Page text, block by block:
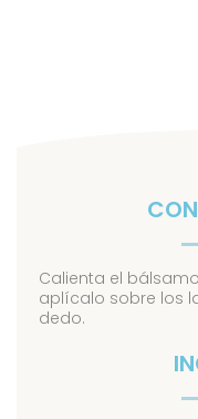
Calienta el
aplícalo sobre los
dedo.